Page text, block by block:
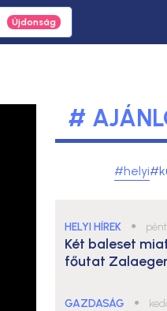
#
#helyi
HELYI HÍREK ●
Két baleset
főutat
GAZDASÁG ●